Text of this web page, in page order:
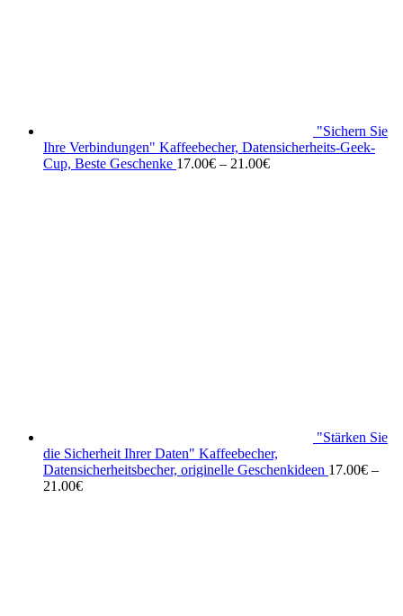
"Sichern Sie
Ihre Verbindungen" Kaffeebecher, Datensicherheits-Geek-
Cup, Beste Geschenke 17.00€ – 21.00€
"Stärken Sie
die Sicherheit Ihrer Daten" Kaffeebecher,
Datensicherheitsbecher, originelle Geschenkideen 17.00€ –
21.00€